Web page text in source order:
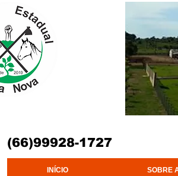
(66)99928-1727
INÍCIO SOBRE